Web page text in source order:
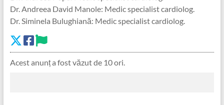
Dr. Andreea David Manole: Medic specialist cardiolog.
Dr. Siminela Bulughiană: Medic specialist cardiolog.
Acest anunț a fost văzut de 10 ori.